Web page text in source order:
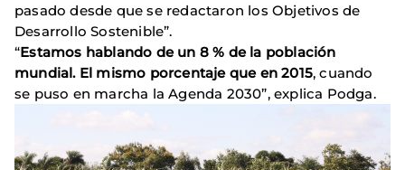
pasado desde que se redactaron los Objetivos de
Desarrollo Sostenible”.
“Estamos hablando de un 8 % de la población
mundial. El mismo porcentaje que en 2015, cuando
se puso en marcha la Agenda 2030”, explica Podga.